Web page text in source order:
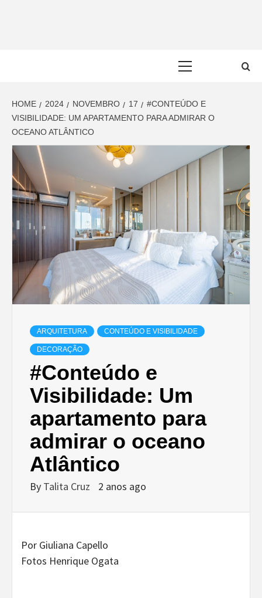
HOME 2024 NOVEMBRO 17
#CONTEÚDO E
VISIBILIDADE: UM APARTAMENTO PARA ADMIRAR O
OCEANO ATLÂNTICO
ARQUITETURA CONTEÚDO E VISIBILIDADE
DECORAÇÃO
#Conteúdo e
Visibilidade: Um
apartamento para
admirar o oceano
Atlântico
By Talita Cruz 2 anos ago
Por Giuliana Capello
Fotos Henrique Ogata